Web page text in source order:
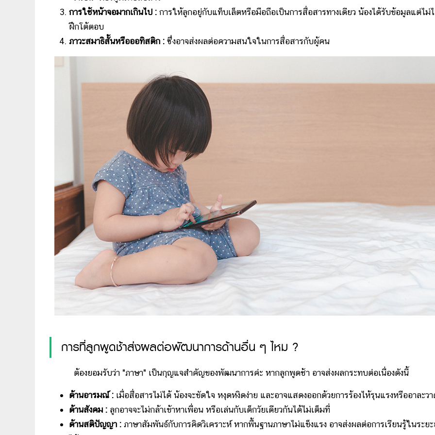
การใช้หน้าจอมากเกินไป : การให้ลูกอยู่กับแท็บเล็ตหรือมือถือเป็นการสื่อสารทางเดียว น้องได้รับข้อมูลแต่ไม่
ฝึกโต้ตอบ
ภาวะสมาธิสั้นหรือออทิสติก : ซึ่งอาจส่งผลต่อความสนใจในการสื่อสารกับผู้คน
การที่ลูกพูดช้าส่งผลต่อพัฒนาการด้านอื่น ๆ ไหม ?
ต้องยอมรับว่า "ภาษา" เป็นกุญแจสำคัญของพัฒนาการค่ะ หากลูกพูดช้า อาจส่งผลกระทบต่อเนื่องดังนี้
ด้านอารมณ์ : เมื่อสื่อสารไม่ได้ น้องจะขัดใจ หงุดหงิดง่าย และอาจแสดงออกด้วยการร้องไห้รุนแรงหรืออาละว
ด้านสังคม : ลูกอาจจะไม่กล้าเข้าหาเพื่อน หรือเล่นกับเด็กวัยเดียวกันได้ไม่เต็มที่
ด้านสติปัญญา : ภาษาสัมพันธ์กับการคิดวิเคราะห์ หากพื้นฐานภาษาไม่แข็งแรง อาจส่งผลต่อการเรียนรู้ในระยะ